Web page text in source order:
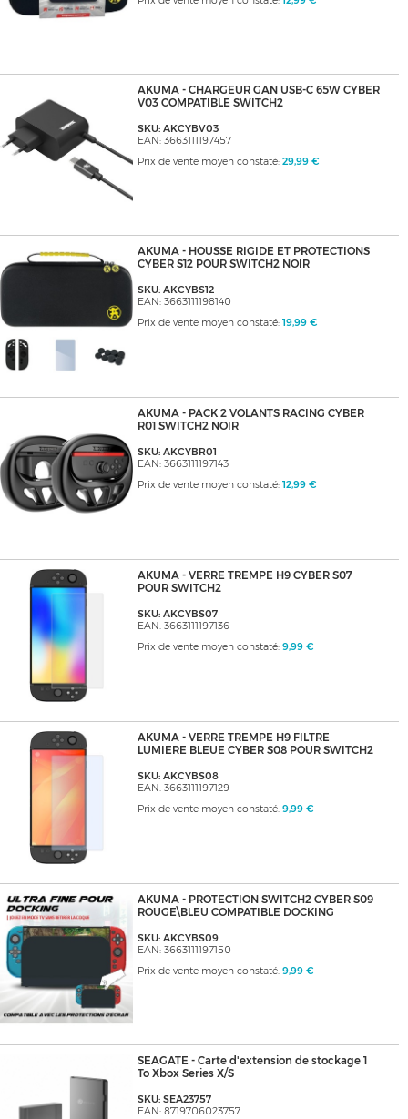
AKUMA - CHARGEUR GAN USB-C 65W CYBER
V03 COMPATIBLE SWITCH2
SKU: AKCYBV03
EAN: 3663111197457
Prix de vente moyen constaté: 29,99 €
AKUMA - HOUSSE RIGIDE ET PROTECTIONS
CYBER S12 POUR SWITCH2 NOIR
SKU: AKCYBS12
EAN: 3663111198140
Prix de vente moyen constaté: 19,99 €
AKUMA - PACK 2 VOLANTS RACING CYBER
R01 SWITCH2 NOIR
SKU: AKCYBR01
EAN: 3663111197143
Prix de vente moyen constaté: 12,99 €
AKUMA - VERRE TREMPE H9 CYBER S07
POUR SWITCH2
SKU: AKCYBS07
EAN: 3663111197136
Prix de vente moyen constaté: 9,99 €
AKUMA - VERRE TREMPE H9 FILTRE
LUMIERE BLEUE CYBER S08 POUR SWITCH2
SKU: AKCYBS08
EAN: 3663111197129
Prix de vente moyen constaté: 9,99 €
AKUMA - PROTECTION SWITCH2 CYBER S09
ROUGE\BLEU COMPATIBLE DOCKING
SKU: AKCYBS09
EAN: 3663111197150
Prix de vente moyen constaté: 9,99 €
SEAGATE - Carte d'extension de stockage 1
To Xbox Series X/S
SKU: SEA23757
EAN: 8719706023757